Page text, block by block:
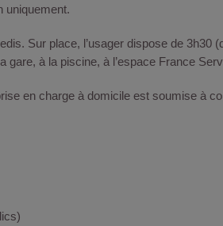
uniquement.
Sur place, l’usager dispose de 3h30
gare, à la piscine, à l’espace France
en charge à domicile est soumise à